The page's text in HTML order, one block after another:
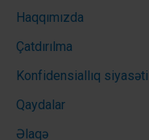
Haqqımızda
Çatdırılma
Konfidensiallıq siyasəti
Qaydalar
Əlaqə